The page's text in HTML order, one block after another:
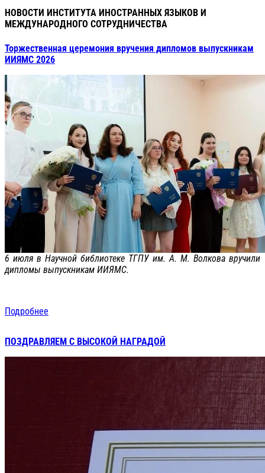
НОВОСТИ ИНСТИТУТА ИНОСТРАННЫХ ЯЗЫКОВ И
МЕЖДУНАРОДНОГО СОТРУДНИЧЕСТВА
Торжественная церемония вручения дипломов выпускникам
ИИЯМС 2026
6 июля в Научной библиотеке ТГПУ им. А. М. Волкова вручили
дипломы выпускникам ИИЯМС.
Подробнее
ПОЗДРАВЛЯЕМ С ВЫСОКОЙ НАГРАДОЙ